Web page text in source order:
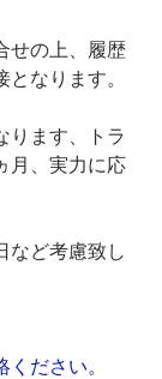
せの上、履歴
なります。
ります、トラ
月、実力に応
など考慮致し
ださい。